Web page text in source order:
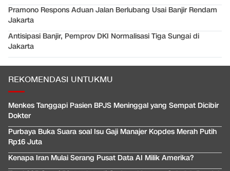
Pramono Respons Aduan Jalan Berlubang Usai Banjir Rendam
Jakarta
Antisipasi Banjir, Pemprov DKI Normalisasi Tiga Sungai di
Jakarta
REKOMENDASI UNTUKMU
Menkes Tanggapi Pasien BPJS Meninggal yang Sempat Dicibir
Dokter
Purbaya Buka Suara soal Isu Gaji Manajer Kopdes Merah Putih
Rp16 Juta
Kenapa Iran Mulai Serang Pusat Data AI Milik Amerika?